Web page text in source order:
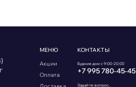
МЕНЮ
Акции
Оплата
КОНТАКТЫ
Будние дни с 9:00-20:00
+7 995 780‑45‑45
Задайте вопрос,